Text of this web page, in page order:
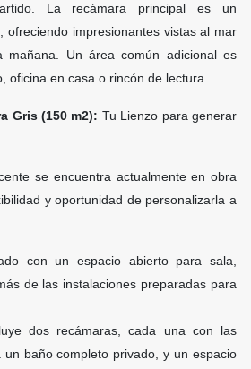
La recámara principal es un
ofreciendo impresionantes vistas al mar
mañana. Un área común adicional es
oficina en casa o rincón de lectura.
Gris (150 m2): Tu Lienzo para generar
se encuentra actualmente en obra
y oportunidad de personalizarla a
con un espacio abierto para sala,
de las instalaciones preparadas para
dos recámaras, cada una con las
un baño completo privado, y un espacio